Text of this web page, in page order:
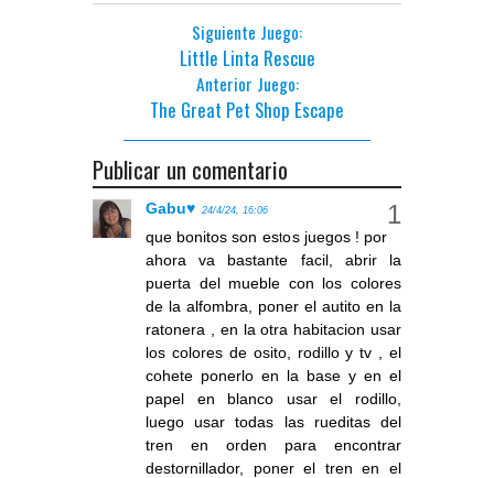
Siguiente Juego:
Little Linta Rescue
Anterior Juego:
The Great Pet Shop Escape
Publicar un comentario
Gabu♥ 24/4/24, 16:06
que bonitos son estos juegos ! por
ahora va bastante facil, abrir la
puerta del mueble con los colores
de la alfombra, poner el autito en la
ratonera , en la otra habitacion usar
los colores de osito, rodillo y tv , el
cohete ponerlo en la base y en el
papel en blanco usar el rodillo,
luego usar todas las rueditas del
tren en orden para encontrar
destornillador, poner el tren en el